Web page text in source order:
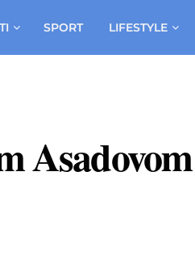
SPORT LIFESTYLE